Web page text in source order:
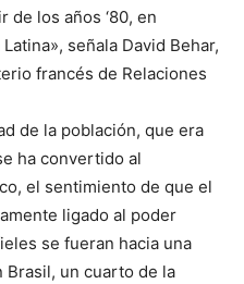
de los años ‘80, en
señala David Behar,
francés de Relaciones
de la población, que era
ha convertido al
el sentimiento de que el
ligado al poder
se fueran hacia una
Brasil, un cuarto de la